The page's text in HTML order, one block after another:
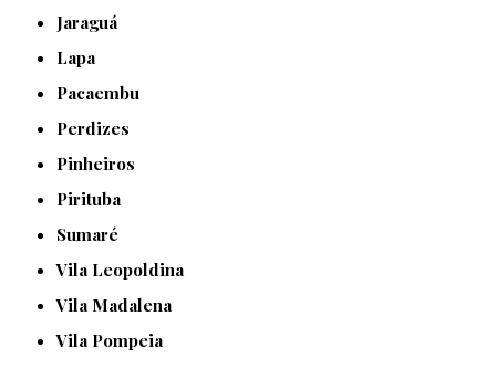
Jaraguá
Lapa
Pacaembu
Perdizes
Pinheiros
Pirituba
Sumaré
Vila Leopoldina
Vila Madalena
Vila Pompeia